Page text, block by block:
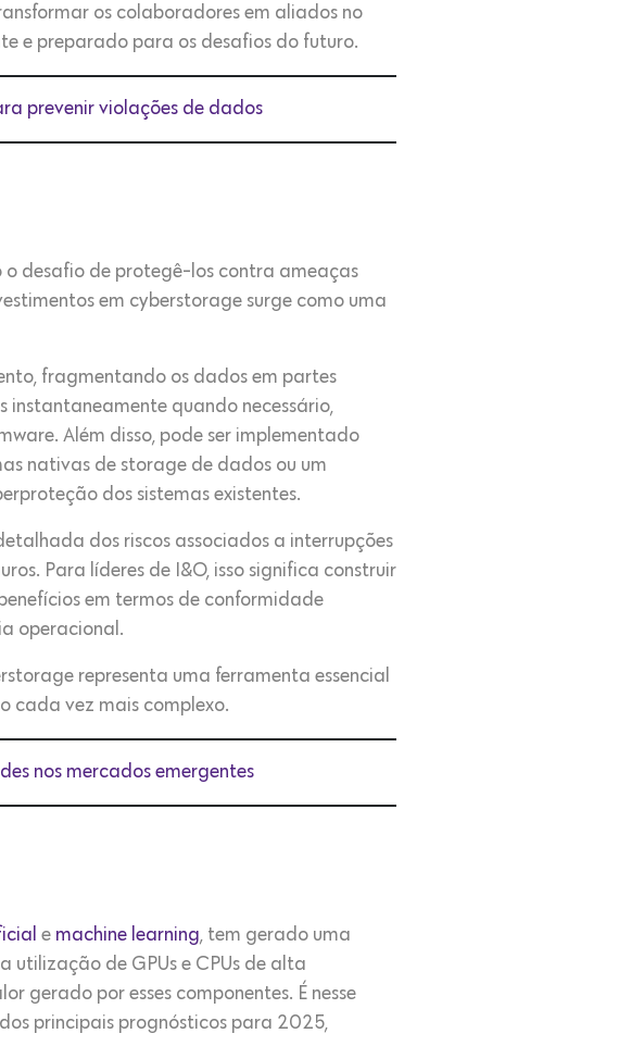
os colaboradores em aliados no
e preparado para os desafios do futuro.
prevenir violações de dados
o desafio de protegê-los contra ameaças
em cyberstorage surge como uma
fragmentando os dados em partes
instantaneamente quando necessário,
Além disso, pode ser implementado
nativas de storage de dados ou um
dos sistemas existentes.
dos riscos associados a interrupções
Para líderes de I&O, isso significa construir
em termos de conformidade
operacional.
representa uma ferramenta essencial
cada vez mais complexo.
nos mercados emergentes
e machine learning, tem gerado uma
utilização de GPUs e CPUs de alta
gerado por esses componentes. É nesse
principais prognósticos para 2025,